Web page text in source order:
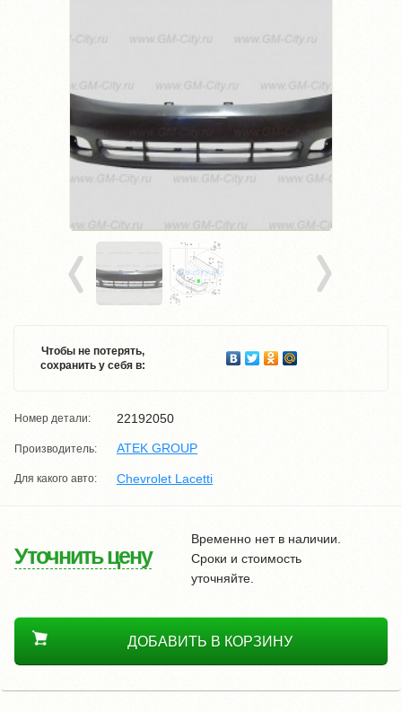
Чтобы не потерять,
сохранить у себя в:
Номер детали: 22192050
Производитель: ATEK GROUP
Для какого авто: Chevrolet Lacetti
Уточнить цену
Временно нет в наличии.
Сроки и стоимость
уточняйте.
ДОБАВИТЬ В КОРЗИНУ